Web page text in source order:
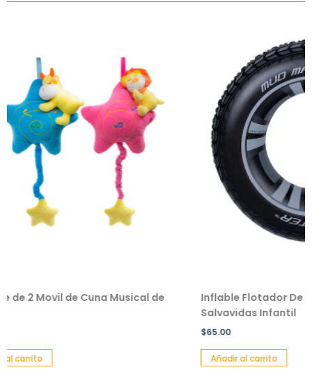
Cuna Musical de
Inflable Flotador De Dona Diseño
Salvavidas Infantil